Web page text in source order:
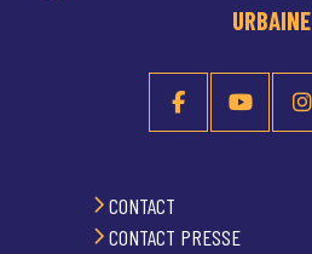
URBAINE
CONTACT
CONTACT PRESSE